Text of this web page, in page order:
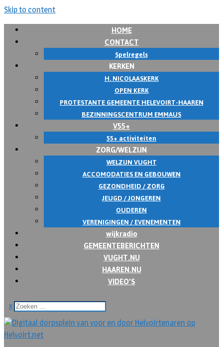
Skip to content
HOME
CONTACT
Spelregels
KERKEN
H. NICOLAASKERK
OPEN KERK
PROTESTANTE GEMEENTE HELEVOIRT-HAAREN
BEZINNINGSCENTRUM EMMAUS
V55+
55+ activiteiten
ZORG/WELZIJN
WELZIJN VUGHT
ACCOMODATIES EN GEBOUWEN
GEZONDHEID / ZORG
JEUGD / JONGEREN
OUDEREN
VERENIGINGEN / EVENEMENTEN
wijkradio
GEMEENTEBERICHTEN
VUGHT.NU
HAAREN.NU
VIDEO’S
x